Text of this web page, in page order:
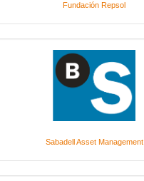
Fundación Repsol
Sabadell Asset Management